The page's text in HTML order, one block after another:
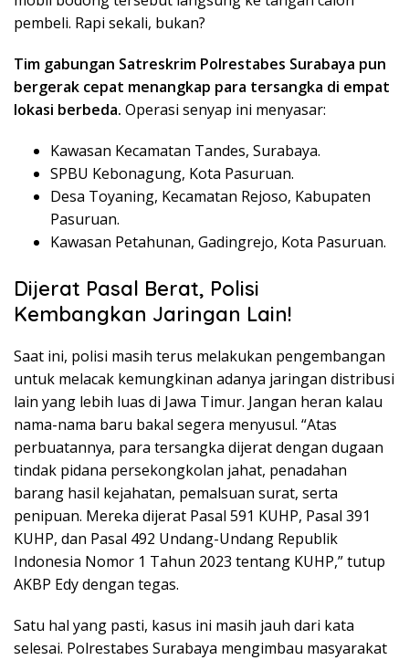
pembeli. Rapi sekali, bukan?
Tim gabungan Satreskrim Polrestabes Surabaya pun
bergerak cepat menangkap para tersangka di empat
lokasi berbeda. Operasi senyap ini menyasar:
Kawasan Kecamatan Tandes, Surabaya.
SPBU Kebonagung, Kota Pasuruan.
Desa Toyaning, Kecamatan Rejoso, Kabupaten
Pasuruan.
Kawasan Petahunan, Gadingrejo, Kota Pasuruan.
Dijerat Pasal Berat, Polisi
Kembangkan Jaringan Lain!
Saat ini, polisi masih terus melakukan pengembangan
untuk melacak kemungkinan adanya jaringan distribusi
lain yang lebih luas di Jawa Timur. Jangan heran kalau
nama-nama baru bakal segera menyusul. “Atas
perbuatannya, para tersangka dijerat dengan dugaan
tindak pidana persekongkolan jahat, penadahan
barang hasil kejahatan, pemalsuan surat, serta
penipuan. Mereka dijerat Pasal 591 KUHP, Pasal 391
KUHP, dan Pasal 492 Undang-Undang Republik
Indonesia Nomor 1 Tahun 2023 tentang KUHP,” tutup
AKBP Edy dengan tegas.
Satu hal yang pasti, kasus ini masih jauh dari kata
selesai. Polrestabes Surabaya mengimbau masyarakat